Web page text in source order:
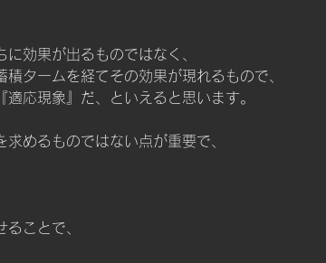
効果が出るものではなく、
タームを経てその効果が現れるもので、
応現象』だ、といえると思います。
めるものではない点が重要で、
ことで、